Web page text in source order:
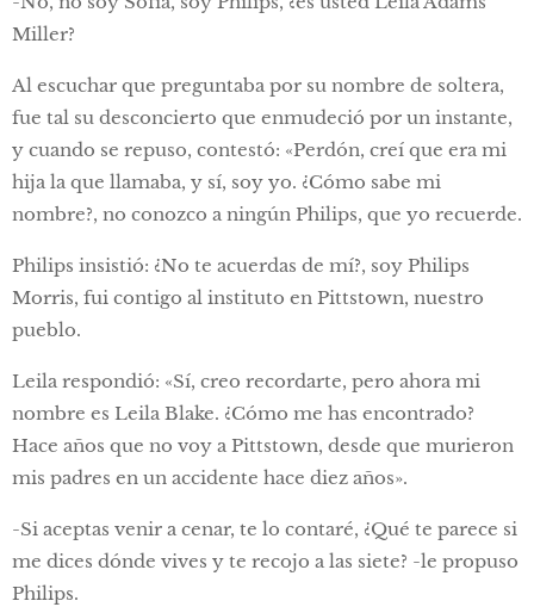
Miller?
Al escuchar que preguntaba por su nombre de soltera,
fue tal su desconcierto que enmudeció por un instante,
y cuando se repuso, contestó: «Perdón, creí que era mi
hija la que llamaba, y sí, soy yo. ¿Cómo sabe mi
nombre?, no conozco a ningún Philips, que yo recuerde.
Philips insistió: ¿No te acuerdas de mí?, soy Philips
Morris, fui contigo al instituto en Pittstown, nuestro
pueblo.
Leila respondió: «Sí, creo recordarte, pero ahora mi
nombre es Leila Blake. ¿Cómo me has encontrado?
Hace años que no voy a Pittstown, desde que murieron
mis padres en un accidente hace diez años».
-Si aceptas venir a cenar, te lo contaré, ¿Qué te parece si
me dices dónde vives y te recojo a las siete? -le propuso
Philips.